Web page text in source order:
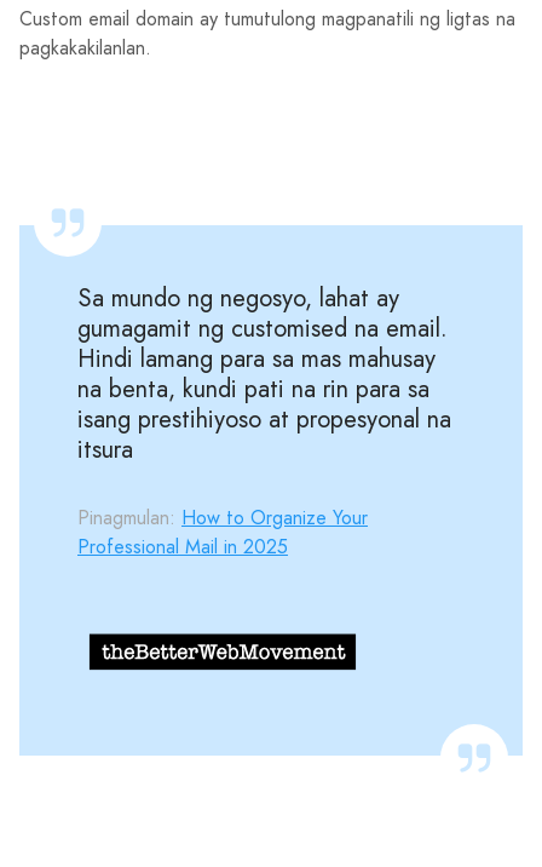
Custom email domain ay tumutulong magpanatili ng ligtas na
pagkakakilanlan.
Sa mundo ng negosyo, lahat ay
gumagamit ng customised na email.
Hindi lamang para sa mas mahusay
na benta, kundi pati na rin para sa
isang prestihiyoso at propesyonal na
itsura
Pinagmulan: How to Organize Your
Professional Mail in 2025